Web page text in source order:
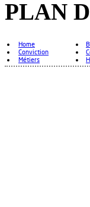
PLAN
Home
Conviction
Métiers